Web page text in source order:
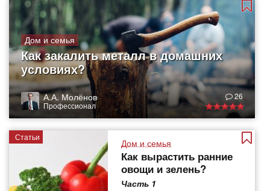
Дом и семья
Как закалить металл в домашних
условиях?
А.А. Молёнов
Профессионал
26
Статьи
Дом и семья
Как вырастить ранние
овощи и зелень?
Часть 1